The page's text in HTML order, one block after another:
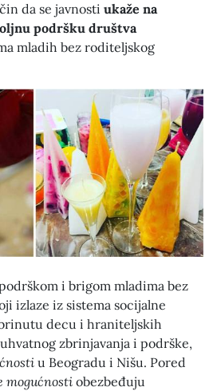
da se javnosti ukaže na
podršku društva
mladih bez roditeljskog
i brigom mladima bez
izlaze iz sistema socijalne
decu i hraniteljskih
zbrinjavanja i podrške,
u Beogradu i Nišu. Pored
mogućnosti obezbeđuju